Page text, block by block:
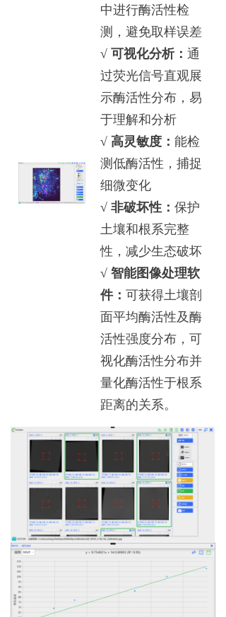
中进行酶活性检
测，避免取样误差
√ 可视化分析： 通
过荧光信号直观展
示酶活性分布，易
于理解和分析
√ 高灵敏度： 能检
测低酶活性，捕捉
细微变化
√ 非破坏性： 保护
土壤和根系完整
性，减少生态破坏
√ 智能图像处理软
件： 可获得土壤剖
面平均酶活性及酶
活性强度分布，可
视化酶活性分布并
量化酶活性于根系
距离的关系。